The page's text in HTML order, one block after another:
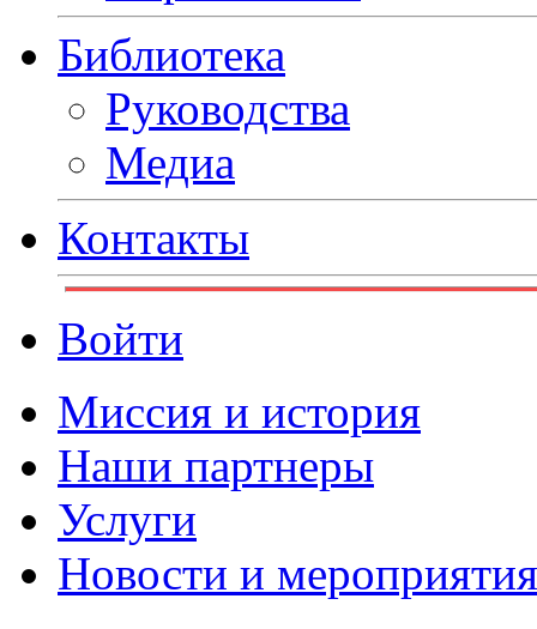
Библиотека
Руководства
Медиа
Контакты
Войти
Миссия и история
Наши партнеры
Услуги
Новости и мероприятия